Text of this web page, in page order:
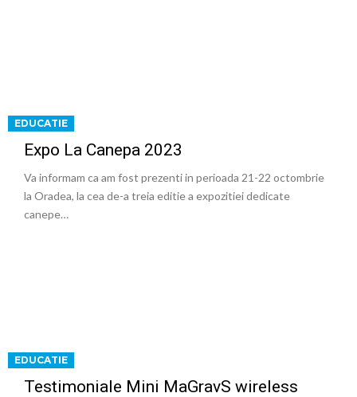
EDUCATIE
Expo La Canepa 2023
Va informam ca am fost prezenti in perioada 21-22 octombrie
la Oradea, la cea de-a treia editie a expozitiei dedicate
canepe…
EDUCATIE
Testimoniale Mini MaGravS wireless